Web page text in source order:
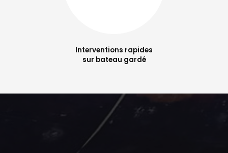
Interventions rapides
sur bateau gardé